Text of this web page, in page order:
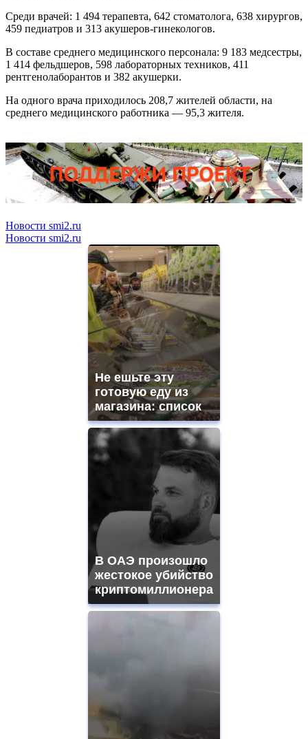
Среди врачей: 1 494 терапевта, 642 стоматолога, 638 хирургов,
459 педиатров и 313 акушеров-гинекологов.
В составе среднего медицинского персонала: 9 183 медсестры,
1 414 фельдшеров, 598 лабораторных техников, 411
рентгенолаборантов и 382 акушерки.
На одного врача приходилось 208,7 жителей области, на
среднего медицинского работника — 95,3 жителя.
Новости smi2.ru
Новости smi2.ru
Не ешьте эту
готовую еду из
магазина: список
В ОАЭ произошло
жестокое убийство
криптомиллионера